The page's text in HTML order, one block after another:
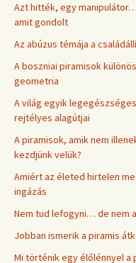
Azt hitték, egy
amit gondolt
Az abúzus témája a
A boszniai piramisok
geometria
A világ egyik
rejtélyes alagútjai
A piramisok, amik nem
kezdjünk velük?
Amiért az életed hirtelen
ingázás
Nem tud lefogyni… de nem
Jobban ismerik a piramis
Mi történik egy élőlénnyel a